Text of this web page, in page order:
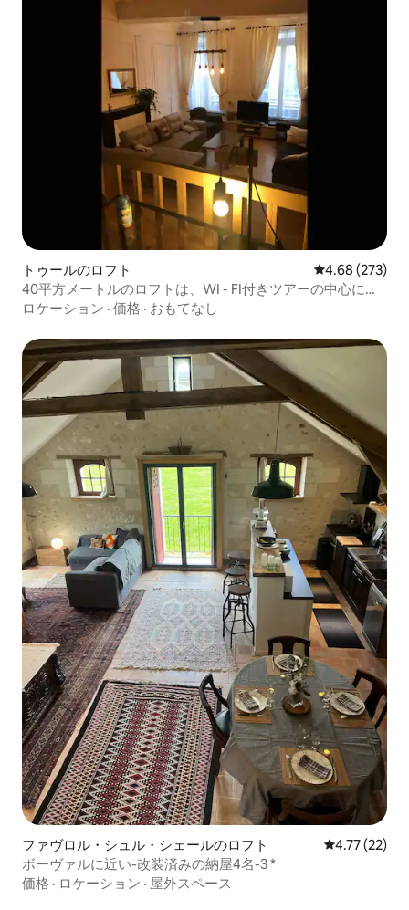
トゥールのロフト レビュー273
4.68 (273)
40平方メートルのロフトは、WI - FI付きツアーの中心にあ
ります
ロケーション · 価格 · おもてなし
ファヴロル・シュル・シェールのロフト レビュー22
4.77 (22)
ボーヴァルに近い-改装済みの納屋4名-3 *
価格 · ロケーション · 屋外スペース